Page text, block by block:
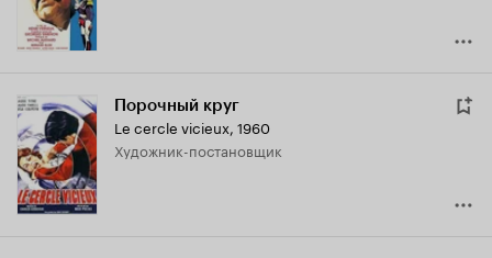
Порочный круг
Le cercle vicieux, 1960
Художник-постановщик